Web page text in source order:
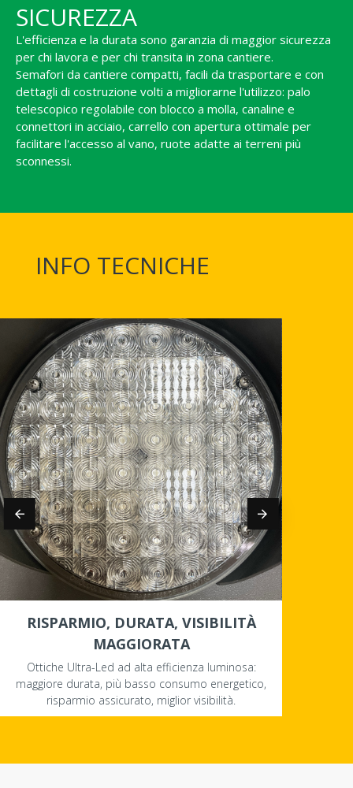
SICUREZZA
L'efficienza e la durata sono garanzia di maggior sicurezza
per chi lavora e per chi transita in zona cantiere.
Semafori da cantiere compatti, facili da trasportare e con
dettagli di costruzione volti a migliorarne l'utilizzo: palo
telescopico regolabile con blocco a molla, canaline e
connettori in acciaio, carrello con apertura ottimale per
facilitare l'accesso al vano, ruote adatte ai terreni più
sconnessi.
INFO TECNICHE
RISPARMIO, DURATA, VISIBILITÀ
MAGGIORATA
Ottiche Ultra-Led ad alta efficienza luminosa:
maggiore durata, più basso consumo energetico,
risparmio assicurato, miglior visibilità.